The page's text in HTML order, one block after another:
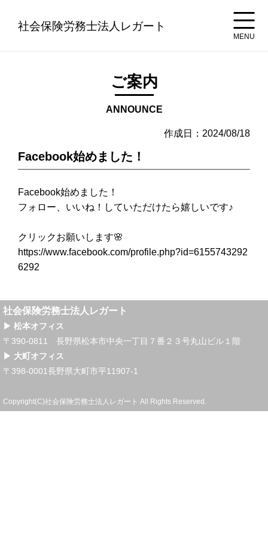
社会保険労務士法人レガート
MENU
ご案内
ANNOUNCE
作成日：2024/08/18
Facebook始めました！
Facebook始めました！
フォロー、いいね！していただけたら嬉しいです♪
クリックお願いします🌸
https://www.facebook.com/profile.php?id=6155743292
6292
社会保険労務士法人レガート
▶ 松本オフィス
〒390-0811 長野県松本市中央一丁目７番２３号丸山ビル１階
▶ 大町オフィス
〒398-0001長野県大町市平11907-1
Copyright(C)社会保険労務士法人レガート All Rights Reserved.